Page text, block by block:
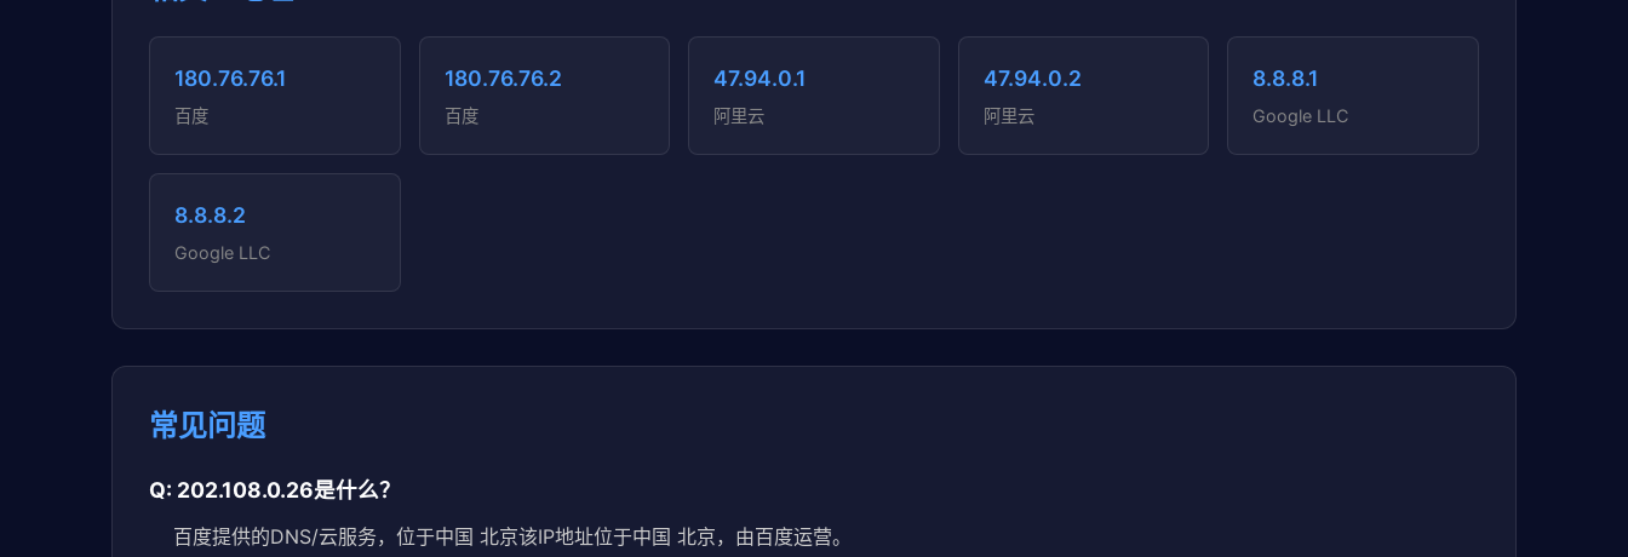
180.76.76.1
百度
180.76.76.2
百度
47.94.0.1
阿里云
47.94.0.2
阿里云
8.8.8.1
Google LLC
8.8.8.2
Google LLC
常见问题
Q: 202.108.0.26是什么？
百度提供的DNS/云服务，位于中国 北京该IP地址位于中国 北京，由百度运营。